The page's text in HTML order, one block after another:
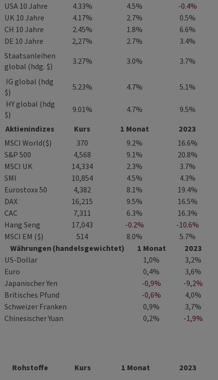
USA 10 Jahre
4.33% 4.5%
-0.4%
UK 10 Jahre
4.17% 2.7%
0.5%
CH 10 Jahre
2.45% 1.8%
6.6%
DE 10 Jahre
2,27% 2.7%
3.4%
Staatsanleihen
global (hdg. $)
3.27% 3.0%
3.7%
IG global (hdg
$)
5.23% 4.7%
5.1%
HY global (hdg
$)
9.01% 4.7%
9.5%
Aktienindizes
Kurs 1 Monat
2023
MSCI World($)
370 9.2%
16.6%
S&P 500
4,568 9.1%
20.8%
MSCI UK
14,334 2.3%
3.7%
SMI
10,854 4.5%
4.3%
Eurostoxx 50
4,382 8.1%
19.4%
DAX
16,215 9.5%
16.5%
CAC
7,311 6.3%
16.3%
Hang Seng
17,043 -0.2%
-10.6%
MSCI EM ($)
514 8.0%
5.7%
Währungen (handelsgewichtet)
1 Monat
2023
US-Dollar
1,0%
3,2%
Euro
0,4%
3,6%
Japanischer Yen
-0,9%
-9,2%
Britisches Pfund
-0,6%
4,0%
Schweizer Franken
0,9%
3,7%
Chinesischer Yuan
0,2% -1,9%
Rohstoffe Kurs 1 Monat 2023